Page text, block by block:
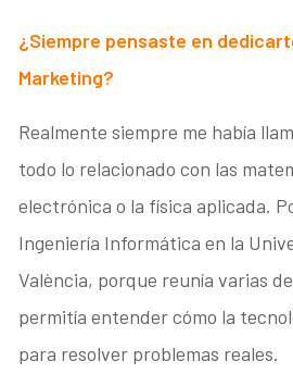
¿Siempre pensaste en
Marketing?
Realmente siempre me había
todo lo relacionado con las
electrónica o la física aplicada.
Ingeniería Informática en la
València, porque reunía varias
permitía entender cómo la
para resolver problemas reales.